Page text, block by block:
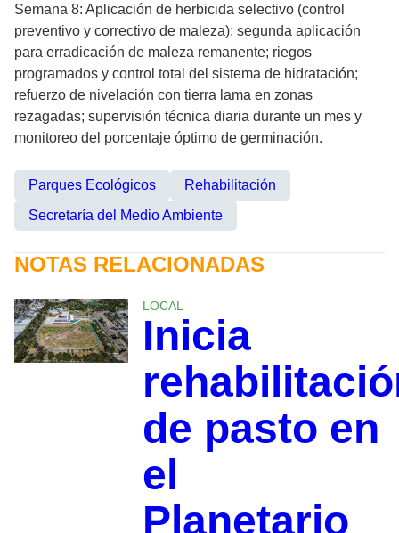
Semana 8: Aplicación de herbicida selectivo (control
preventivo y correctivo de maleza); segunda aplicación
para erradicación de maleza remanente; riegos
programados y control total del sistema de hidratación;
refuerzo de nivelación con tierra lama en zonas
rezagadas; supervisión técnica diaria durante un mes y
monitoreo del porcentaje óptimo de germinación.
Parques Ecológicos
Rehabilitación
Secretaría del Medio Ambiente
NOTAS RELACIONADAS
LOCAL
Inicia
de pasto en
el
Planetario